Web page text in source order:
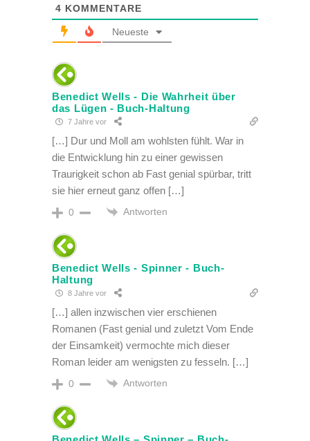
4 KOMMENTARE
Neueste
Benedict Wells - Die Wahrheit über
das Lügen - Buch-Haltung
7 Jahre vor
[…] Dur und Moll am wohlsten fühlt. War in
die Entwicklung hin zu einer gewissen
Traurigkeit schon ab Fast genial spürbar, tritt
sie hier erneut ganz offen […]
0 Antworten
Benedict Wells - Spinner - Buch-
Haltung
8 Jahre vor
[…] allen inzwischen vier erschienen
Romanen (Fast genial und zuletzt Vom Ende
der Einsamkeit) vermochte mich dieser
Roman leider am wenigsten zu fesseln. […]
0 Antworten